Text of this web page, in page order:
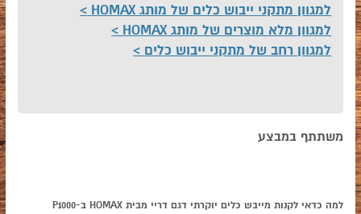
למגוון מתקני ייבוש כלים של מותג HOMAX
למגוון מלא מוצרים של מותג HOMAX
למגוון רחב של מתקני ייבוש כלים
משתתף במבצע
למה כדאי לקנות מייבש כלים יוקרתי דגם דריי מבית HOMAX ב-P1000